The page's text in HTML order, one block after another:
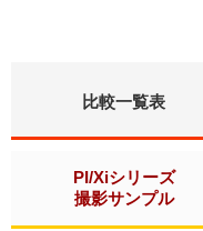
比較一覧表
PI/Xiシリーズ
撮影サンプル